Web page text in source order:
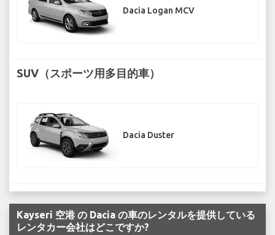
Dacia Logan MCV
SUV（スポーツ用多目的車）
Dacia Duster
Kayseri 空港 の Dacia の車のレンタルを提供している
レンタカー会社はどこですか?